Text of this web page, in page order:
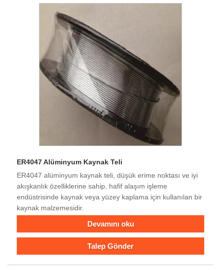
ER4047 Alüminyum Kaynak Teli
ER4047 alüminyum kaynak teli, düşük erime noktası ve iyi
akışkanlık özelliklerine sahip, hafif alaşım işleme
endüstrisinde kaynak veya yüzey kaplama için kullanılan bir
kaynak malzemesidir.
Devamını oku
Talep Gönder